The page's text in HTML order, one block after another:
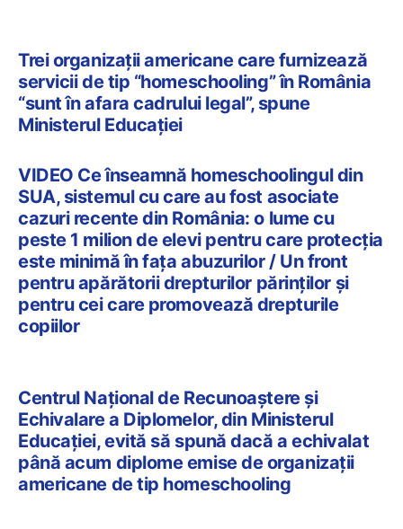
Trei organizații americane care furnizează
servicii de tip “homeschooling” în România
“sunt în afara cadrului legal”, spune
Ministerul Educației
VIDEO Ce înseamnă homeschoolingul din
SUA, sistemul cu care au fost asociate
cazuri recente din România: o lume cu
peste 1 milion de elevi pentru care protecția
este minimă în fața abuzurilor / Un front
pentru apărătorii drepturilor părinților și
pentru cei care promovează drepturile
copiilor
Centrul Național de Recunoaștere și
Echivalare a Diplomelor, din Ministerul
Educației, evită să spună dacă a echivalat
până acum diplome emise de organizații
americane de tip homeschooling